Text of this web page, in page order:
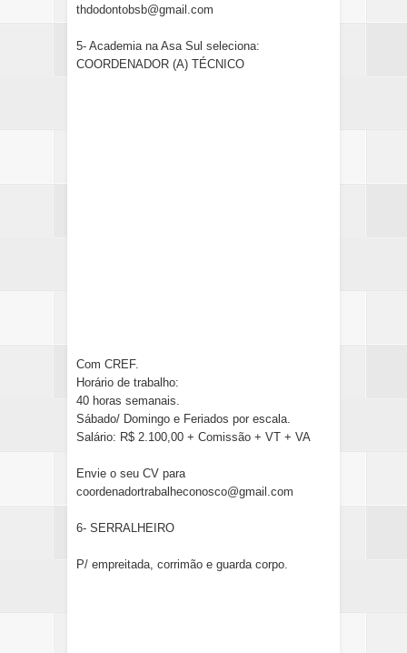
thdodontobsb@gmail.com
5- Academia na Asa Sul seleciona:
COORDENADOR (A) TÉCNICO
Com CREF.
Horário de trabalho:
40 horas semanais.
Sábado/ Domingo e Feriados por escala.
Salário: R$ 2.100,00 + Comissão + VT + VA
Envie o seu CV para
coordenadortrabalheconosco@gmail.com
6- SERRALHEIRO
P/ empreitada, corrimão e guarda corpo.